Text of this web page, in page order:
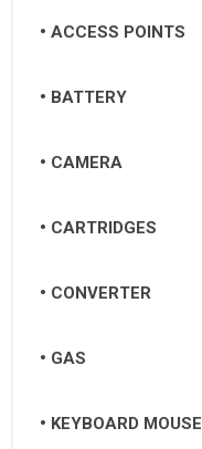
ACCESS POINTS
BATTERY
CAMERA
CARTRIDGES
CONVERTER
GAS
KEYBOARD MOUSE